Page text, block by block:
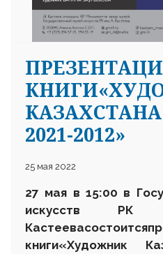
2021-2012»
25 мая 2022
27 мая в 15:00 в
искусств РК
Кастеевасостоится
книги«Художник